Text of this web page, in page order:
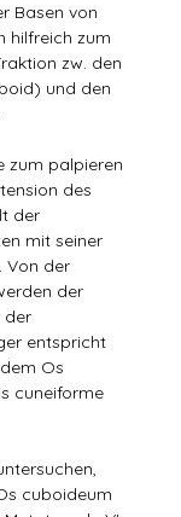
Basen von
hilfreich zum
zw. den
und den
zum palpieren
des
der
mit seiner
Von der
der
der
entspricht
Os
cuneiforme
cuboideum